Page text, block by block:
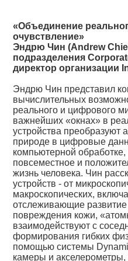
«Объединение
очувствление»
Эндрю Чин (Andrew
подразделения
директор организации
Эндрю Чин представил
вычислительных
реального и цифрового
важнейших «окнах» в
устройства
природе в цифровые
компьютерной обработке,
повсеместное и
жизнь человека. Чин
устройств - от
макроскопических,
отслеживающие развитие
повреждения кожи,
взаимодействуют с
формирования гибких
помощью системы
камеры и